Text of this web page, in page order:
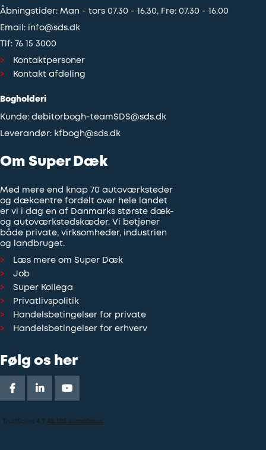
Åbningstider: Man - tors 07.30 - 16.30, Fre: 07.30 - 16.00
Email: info@sds.dk
Tlf: 76 15 3000
Kontaktpersoner
Kontakt afdeling
Bogholderi
Kunde: debitorbogh-teamSDS@sds.dk
Leverandør: kfbogh@sds.dk
Om Super Dæk
Med mere end knap 70 autoværksteder
og dækcentre fordelt over hele landet
er vi i dag en af Danmarks største dæk-
og autoværkstedskæder. Vi betjener
både private, virksomheder, industrien
og landbruget.
Læs mere om Super Dæk
Job
Super Kollega
Privatlivspolitik
Handelsbetingelser for private
Handelsbetingelser for erhverv
Følg os her